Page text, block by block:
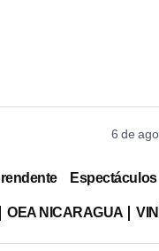
6 de
Espectáculos
OEA NICARAGUA